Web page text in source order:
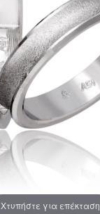
Χτυπήστε για επέκταση